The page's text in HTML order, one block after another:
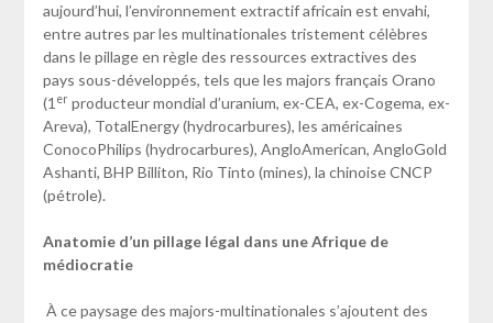
aujourd’hui, l’environnement extractif africain est envahi,
entre autres par les multinationales tristement célèbres
dans le pillage en règle des ressources extractives des
pays sous-développés, tels que les majors français Orano
(1 er producteur mondial d’uranium, ex-CEA, ex-Cogema, ex-
Areva), TotalEnergy (hydrocarbures), les américaines
ConocoPhilips (hydrocarbures), AngloAmerican, AngloGold
Ashanti, BHP Billiton, Rio Tinto (mines), la chinoise CNCP
(pétrole).
Anatomie d’un pillage légal dans une Afrique de
médiocratie
À ce paysage des majors-multinationales s’ajoutent des